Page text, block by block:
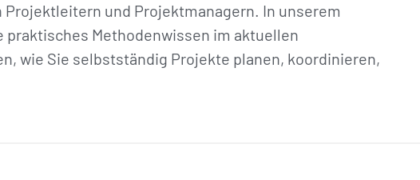
und Projektmanagern. In unserem
praktisches Methodenwissen im aktuellen
wie Sie selbstständig Projekte planen, koordinieren,